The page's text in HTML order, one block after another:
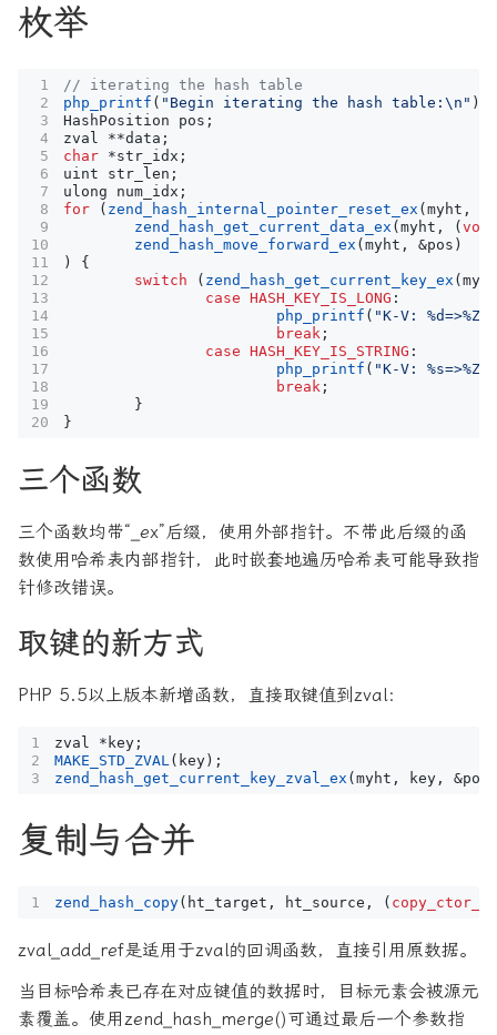
枚举
php_printf ( "Begin iterating the hash table: \n " );
HashPosition
pos ;
zval
**data ;
char *str_idx ;
uint
str_len ;
ulong
num_idx ;
for
( zend_hash_internal_pointer_reset_ex ( myht ,
zend_hash_get_current_data_ex ( myht , ( void
zend_hash_move_forward_ex ( myht , &pos )
)
{
switch
( zend_hash_get_current_key_ex ( myht
case HASH_KEY_IS_LONG :
php_printf ( "K-V: %d=>%Z
break ;
case HASH_KEY_IS_STRING :
php_printf ( "K-V: %s=>%Z
break ;
}
}
三个函数
三个函数均带“_ex”后缀，使用外部指针。不带此后缀的函
数使用哈希表内部指针，此时嵌套地遍历哈希表可能导致指
针修改错误。
取键的新方式
PHP 5.5以上版本新增函数，直接取键值到zval：
zval * key ;
MAKE_STD_ZVAL ( key );
zend_hash_get_current_key_zval_ex ( myht , key , &pos
复制与合并
zend_hash_copy( ht_target , ht_source , (
zval_add_ref是适用于zval的回调函数，直接引用原数据。
当目标哈希表已存在对应键值的数据时，目标元素会被源元
素覆盖。使用zend_hash_merge()可通过最后一个参数指